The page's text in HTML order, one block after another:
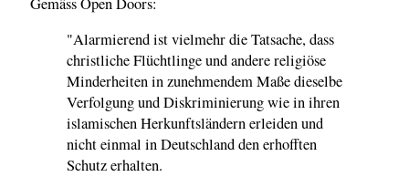
"Alarmierend ist vielmehr die Tatsache, dass
christliche Flüchtlinge und andere religiöse
Minderheiten in zunehmendem Maße dieselbe
Verfolgung und Diskriminierung wie in ihren
islamischen Herkunftsländern erleiden und
nicht einmal in Deutschland den erhofften
Schutz erhalten.